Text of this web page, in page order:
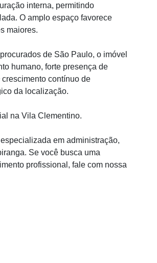
interna, permitindo
O amplo espaço favorece
maiores.
de São Paulo, o imóvel
humano, forte presença de
contínuo de
da localização.
na Vila Clementino.
em administração,
Se você busca uma
profissional, fale com nossa